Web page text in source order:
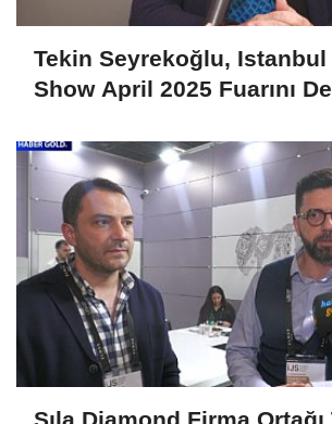
Tekin Seyrekoğlu,
Show April 2025 Fuarını